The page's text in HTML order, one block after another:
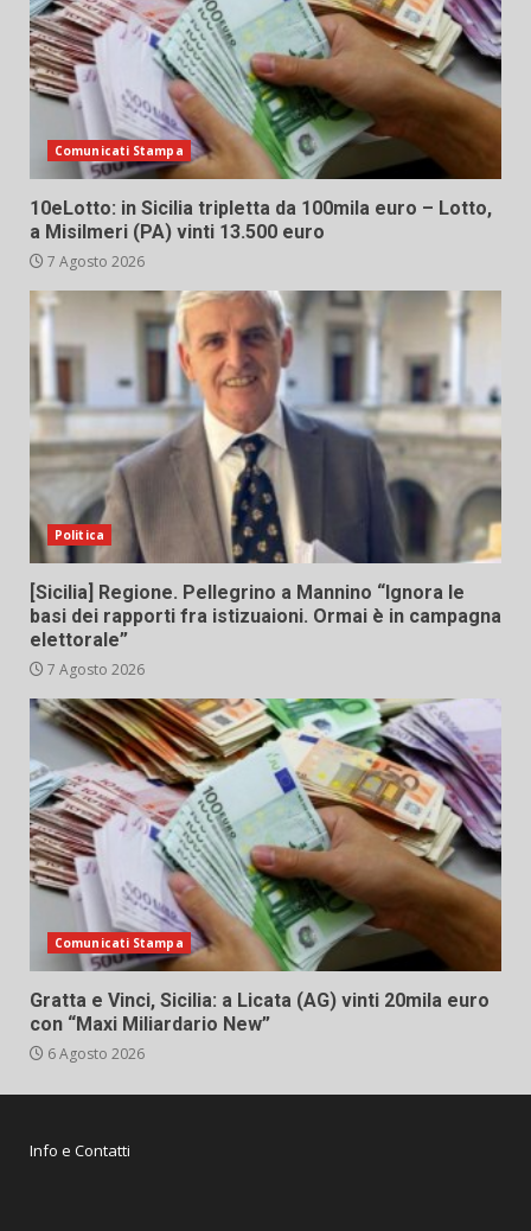
Comunicati Stampa
10eLotto: in Sicilia tripletta da 100mila euro – Lotto,
a Misilmeri (PA) vinti 13.500 euro
7 Agosto 2026
Politica
[Sicilia] Regione. Pellegrino a Mannino “Ignora le
basi dei rapporti fra istizuaioni. Ormai è in campagna
elettorale”
7 Agosto 2026
Comunicati Stampa
Gratta e Vinci, Sicilia: a Licata (AG) vinti 20mila euro
con “Maxi Miliardario New”
6 Agosto 2026
Info e Contatti